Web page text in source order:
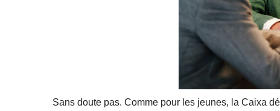
Sans doute pas. Comme pour les jeunes, la Caixa